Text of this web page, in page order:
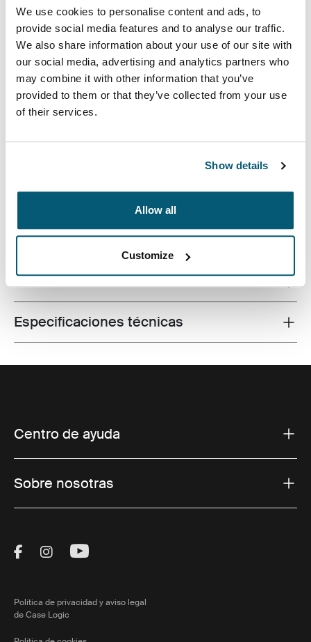
We use cookies to personalise content and ads, to
provide social media features and to analyse our traffic.
We also share information about your use of our site with
our social media, advertising and analytics partners who
may combine it with other information that you’ve
provided to them or that they’ve collected from your use
of their services.
Show details
Allow all
Customize
El estuche para dispositivos electrónicos Invigo de
Case Logic tiene espacios para los cables, auriculares,
adaptadores y otros artículos personales, lo que lo
Toggle overview
Descripción del producto
Toggle features
Todas las características
Toggle techspec
Especificaciones técnicas
Centro de ayuda
Sobre nosotras
Visit Thule on Facebook (external link)
Visit Thule on Instagram (external link)
Visit Thule on Youtube (external
Política de privacidad y aviso legal
de Case Logic